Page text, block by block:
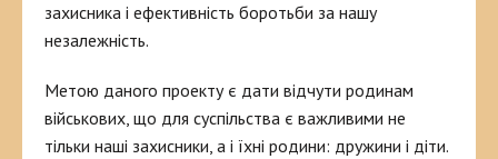
захисника і ефективність боротьби за нашу
незалежність.
Метою даного проекту є дати відчути родинам
військових, що для суспільства є важливими не
тільки наші захисники, а і їхні родини: дружини і діти.